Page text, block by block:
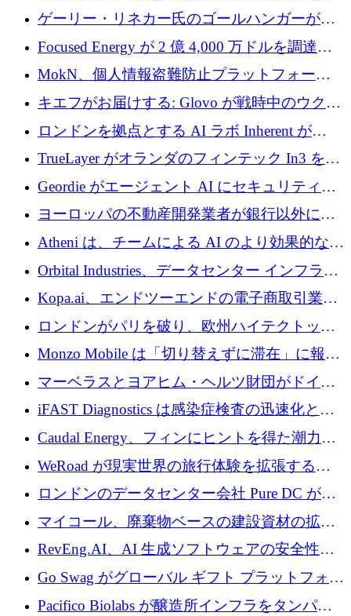
2,000 万ユーロのシードラウンドを完了
ゲーリー・リネカー氏のゴールハンガーがVC
事業を開始
Focused Energy が 2 億 4,000 万ドルを調達、
TrueLayer が In3 を買収、ロンドンが首位の座
を奪還
MokN、個人情報盗難防止プラットフォーム
の成長のためにシリーズ A で 1,500 万ドルを
調達
キエフがお届けする: Glovo が戦時中のウクラ
イナで最も急速に成長する市場の 1 つをどの
ように拡大したか
ロンドンを拠点とする AI ラボ Inherent が
5,000 万ドルの資金調達でステルスから浮上
TrueLayer がオランダのフィンテック In3 を買
収、チェックアウト時にクレジットを提供
Geordie がエージェント AI にセキュリティと
ガバナンスをもたらすために 3,000 万ドルを
ヨーロッパの不動産開発業者が銀行以外にも
目を向けているため、InRentoの資金調達額は
1億ユーロを突破
Atheni は、チームによる AI のより効果的な使
用を支援するために 35 万ポンドを確保
Orbital Industries、データセンター インフラス
トラクチャ システムの拡張に 5,000 万ドルを
確保
Kopa.ai、エンドツーエンドの電子商取引業務
用の AI エージェントを構築するために 200
万ユーロを調達
ロンドンがパリを破り、欧州ハイテクトップ
の座を奪還
Monzo Mobile は「切り替えずに滞在」に報酬
を与える
マーベラスとヨアヒム・ヘルツ財団がドイツ
の商業化ギャップを埋めるために2,000万ユー
ロのディープテック基金を立ち上げる
iFAST Diagnostics は感染症検査の迅速化と抗
菌薬耐性への取り組みに 500 万ポンドを寄付
Caudal Energy、フィンにヒントを得た潮力発
電技術の規模拡大に向けて 430 万ポンドを調
WeRoad が現実世界の旅行体験を拡張するた
めに 5,800 万ドルを獲得
ロンドンのデータセンター会社 Pure DC が欧
州と中東の拡張に 27 億ドルを確保
マイコール、廃棄物ベースの建設資材の拡大
に400万ポンドを投資
RevEng.AI、AI 生成ソフトウェアの安全性を
確保するために 1,500 万ドルを調達
Go Swag がグローバル ギフト プラットフォー
ムを拡大するために 500 万ドルを調達
Pacifico Biolabs が醸造所インフラをタンパク